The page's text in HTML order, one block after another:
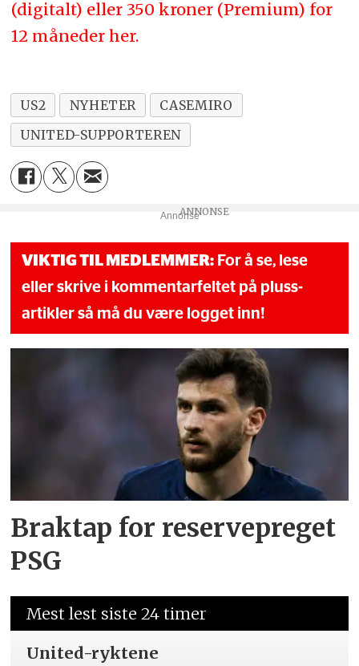
(digitalt) eller 350 kroner (Premium) for
12 måneder her.
US2 NYHETER
CASEMIRO
UNITED-SUPPORTEREN
Annonse
VIKTIG TIL MEDLEMMER: For å se, lese
eller skrive i kommentarfeltet på pluss-
artikler så må du være logget inn!
Braktap for reservepreget
PSG
Mest lest siste 24 timer
United-ryktene